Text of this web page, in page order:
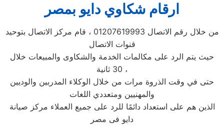
ارقام شكاوي دايو بمصر
من خلال رقم الاتصال 01207619993 ، قام مركز الاتصال بتوحيد
قنوات الاتصال
حيث يتم الرد على مكالمات الخدمة والشكاوى والمبيعات خلال
30 ثانية ،
حتى في وقت الذروة مرات من خلال الوكلاء المدربين والوديين
والمهنيين ومتعددي اللغات
الذين هم على استعداد دائمًا للرد على جميع العملاء مركز صيانة
دايو فى مصر